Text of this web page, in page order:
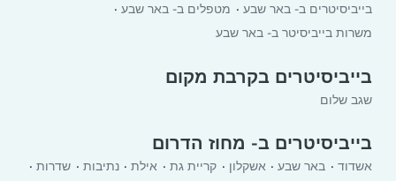
בייביסיטרים ב- באר שבע
מטפלים ב- באר שבע
משרות בייביסיטר ב- באר שבע
בייביסיטרים בקרבת מקום
שגב שלום
בייביסיטרים ב- מחוז הדרום
אשדוד באר שבע אשקלון קריית גת אילת נתיבות
שדרות